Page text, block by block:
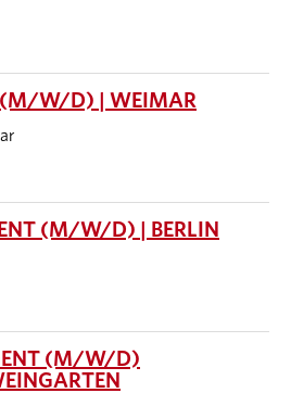
(M/W/D) | WEIMAR
(M/W/D) | BERLIN
(M/W/D)